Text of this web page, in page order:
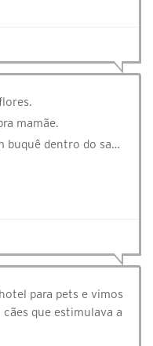
mamãe.
buquê dentro do sa…
para pets e vimos
que estimulava a